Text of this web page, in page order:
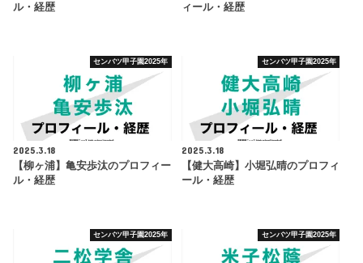
ル・経歴
ィール・経歴
センバツ甲子園2025年
2025.3.18
【柳ヶ浦】亀安歩汰のプロフィー
ル・経歴
センバツ甲子園2025年
2025.3.18
【健大高崎】小堀弘晴のプロフィ
ール・経歴
センバツ甲子園2025年 センバツ甲子園2025年